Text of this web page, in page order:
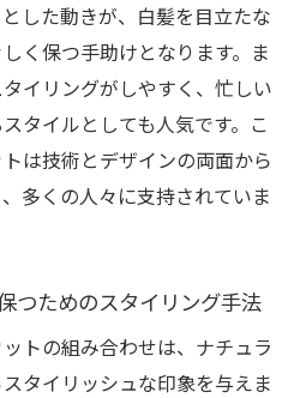
した動きが、白髪を目立たな
く保つ手助けとなります。ま
イリングがしやすく、忙しい
タイルとしても人気です。こ
は技術とデザインの両面から
多くの人々に支持されていま
つためのスタイリング手法
トの組み合わせは、ナチュラ
タイリッシュな印象を与えま